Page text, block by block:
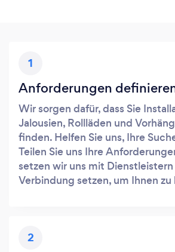
1
Anforderungen
Wir sorgen dafür, dass Sie
Jalousien, Rollläden und
finden. Helfen Sie uns, Ihre
Teilen Sie uns Ihre
setzen wir uns mit
Verbindung setzen, um Ihnen zu
2